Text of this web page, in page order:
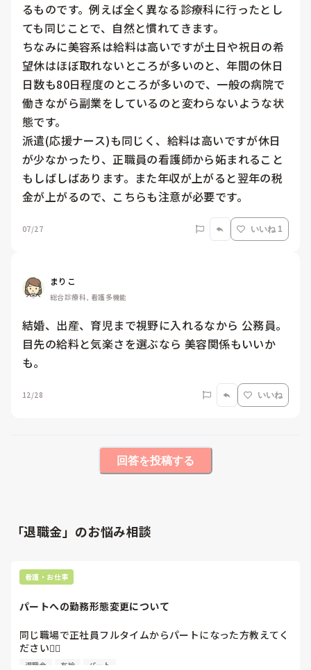
るものです。例えば全く異なる診療科に行ったとし
ても同じことで、自然と慣れてきます。
ちなみに美容系は給料は高いですが土日や祝日の希
望休はほぼ取れないところが多いのと、年間の休日
日数も80日程度のところが多いので、一般の病院で
働きながら副業をしているのと変わらないような状
態です。
派遣(応援ナース)も同じく、給料は高いですが休日
が少なかったり、正職員の看護師から妬まれること
もしばしばあります。また年収が上がると翌年の税
金が上がるので、こちらも注意が必要です。
07/27 いいね 1
まりこ
総合診療科, 看護多機能
結婚、出産、育児まで視野に入れるなから 公務員。
目先の給料と気楽さを選ぶなら 美容関係もいいか
も。
12/28 いいね
回答を投稿する
「退職金」のお悩み相談
看護・お仕事
パートへの勤務形態変更について
同じ職場で正社員フルタイムからパートになった方教えてく
ださい🙇‍♀️
退職金 有給 パート